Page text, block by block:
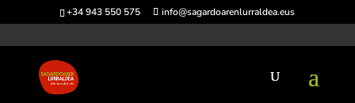
+34 943 550 575 info@sagardoarenlurraldea.eus